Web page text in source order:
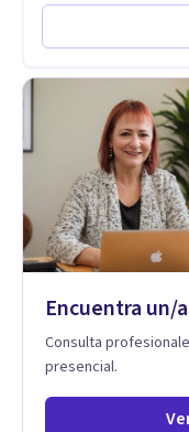
psicoanálisis, terapia
respiración
Psicología Analítica
perspectivas
simbólico con el
proceso terapéutico
personalizada.
Encuentra un/
Consulta
presencial.